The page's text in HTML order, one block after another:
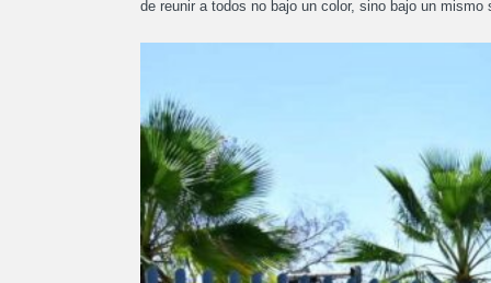
de reunir a todos no bajo un color, sino bajo un mismo